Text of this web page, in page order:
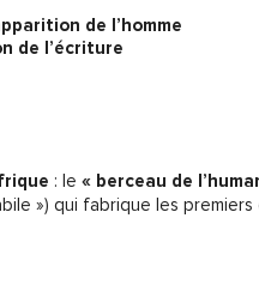
de l’homme
de l’écriture
: le « berceau de
») qui fabrique les